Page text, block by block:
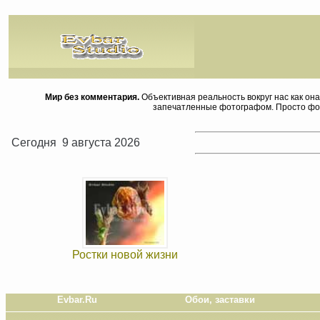
Мир без комментария.Объективная реальность вокруг нас как
запечатленные фотографом. Просто
Сегодня 9 августа 2026
Ростки новой жизни
Evbar.Ru Обои, заставки